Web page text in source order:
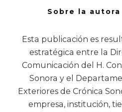
Sobre la
Esta publicación es
estratégica entre la
Comunicación del H.
Sonora y el
Exteriores de Crónica
empresa, institución,